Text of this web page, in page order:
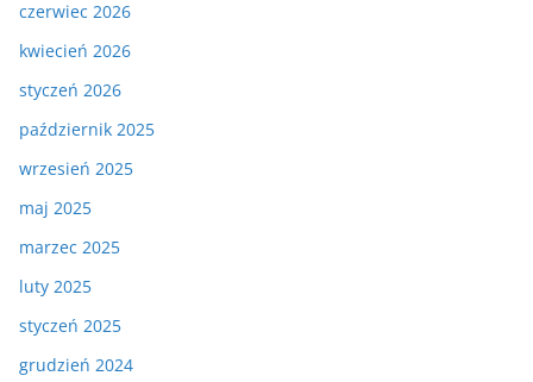
czerwiec 2026
kwiecień 2026
styczeń 2026
październik 2025
wrzesień 2025
maj 2025
marzec 2025
luty 2025
styczeń 2025
grudzień 2024